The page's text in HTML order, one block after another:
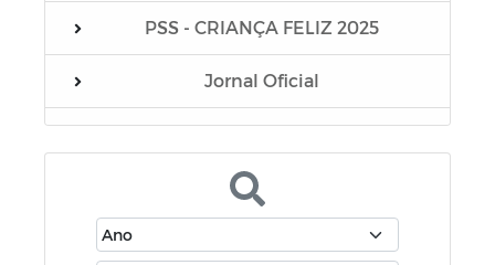
PSS - CRIANÇA FELIZ 2025
Jornal Oficial
Editais